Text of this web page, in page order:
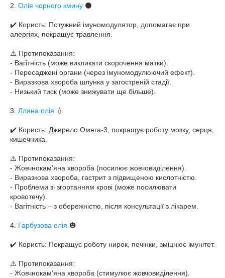
2. Олія чорного кмину ⚫️
✔️ Користь: Потужний імуномодулятор, допомагає при
алергіях, покращує травлення.
⚠️ Протипоказання:
- Вагітність (може викликати скорочення матки).
- Пересаджені органи (через імуномодулюючий ефект).
- Виразкова хвороба шлунка у загостреній стадії.
- Низький тиск (може знижувати ще більше).
3. Лляна олія 💧
✔️ Користь: Джерело Омега-3, покращує роботу мозку, серця,
кишечника.
⚠️ Протипоказання:
- Жовчнокам’яна хвороба (посилює жовчовиділення).
- Виразкова хвороба, гастрит з підвищеною кислотністю.
- Проблеми зі згортанням крові (може посилювати
кровотечу).
- Вагітність – з обережністю, після консультації з лікарем.
4. Гарбузова олія 🎃
✔️ Користь: Покращує роботу нирок, печінки, зміцнює імунітет.
⚠️ Протипоказання:
- Жовчнокам’яна хвороба (стимулює жовчовиділення).